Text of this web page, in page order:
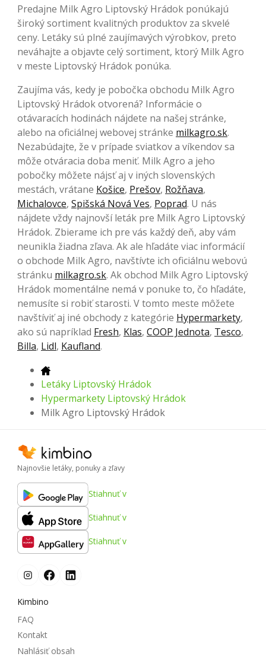
Predajne Milk Agro Liptovský Hrádok ponúkajú
široký sortiment kvalitných produktov za skvelé
ceny. Letáky sú plné zaujímavých výrobkov, preto
neváhajte a objavte celý sortiment, ktorý Milk Agro
v meste Liptovský Hrádok ponúka.
Zaujíma vás, kedy je pobočka obchodu Milk Agro
Liptovský Hrádok otvorená? Informácie o
otávaracích hodinách nájdete na našej stránke,
alebo na oficiálnej webovej stránke milkagro.sk.
Nezabúdajte, že v prípade sviatkov a víkendov sa
môže otváracia doba meniť. Milk Agro a jeho
pobočky môžete nájsť aj v iných slovenských
mestách, vrátane Košice, Prešov, Rožňava,
Michalovce, Spišská Nová Ves, Poprad. U nás
nájdete vždy najnovší leták pre Milk Agro Liptovský
Hrádok. Zbierame ich pre vás každý deň, aby vám
neunikla žiadna zľava. Ak ale hľadáte viac informácií
o obchode Milk Agro, navštívte ich oficiálnu webovú
stránku milkagro.sk. Ak obchod Milk Agro Liptovský
Hrádok momentálne nemá v ponuke to, čo hľadáte,
nemusíte si robiť starosti. V tomto meste môžete
navštíviť aj iné obchody z kategórie Hypermarkety,
ako sú napríklad Fresh, Klas, COOP Jednota, Tesco,
Billa, Lidl, Kaufland.
Letáky Liptovský Hrádok
Hypermarkety Liptovský Hrádok
Milk Agro Liptovský Hrádok
Najnovšie letáky, ponuky a zľavy
Stiahnuť v
Stiahnuť v
Stiahnuť v
Kimbino
FAQ
Kontakt
Nahlásiť obsah